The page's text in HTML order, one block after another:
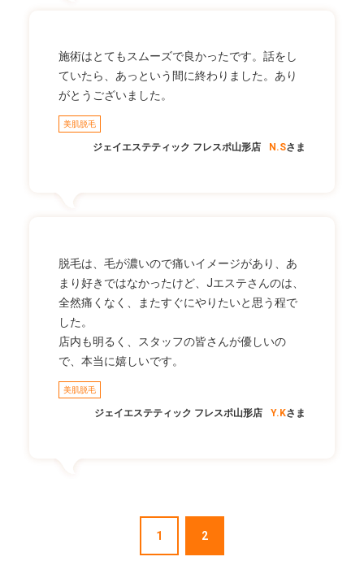
施術はとてもスムーズで良かったです。話をし
ていたら、あっという間に終わりました。あり
がとうございました。
美肌脱毛
ジェイエステティック フレスポ山形店 N.Sさま
脱毛は、毛が濃いので痛いイメージがあり、あ
まり好きではなかったけど、Jエステさんのは、
全然痛くなく、またすぐにやりたいと思う程で
した。
店内も明るく、スタッフの皆さんが優しいの
で、本当に嬉しいです。
美肌脱毛
ジェイエステティック フレスポ山形店 Y.Kさま
1 2